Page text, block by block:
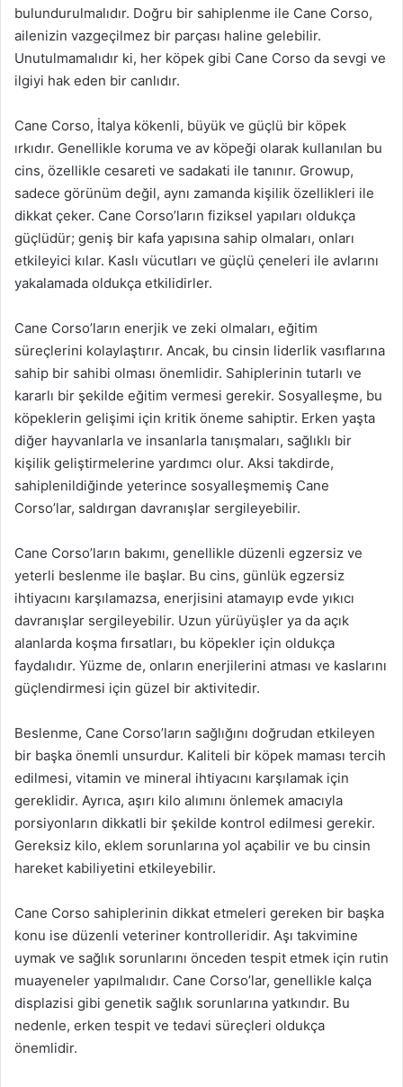
bulundurulmalıdır. Doğru bir sahiplenme ile Cane Corso,
ailenizin vazgeçilmez bir parçası haline gelebilir.
Unutulmamalıdır ki, her köpek gibi Cane Corso da sevgi ve
ilgiyi hak eden bir canlıdır.
Cane Corso, İtalya kökenli, büyük ve güçlü bir köpek
ırkıdır. Genellikle koruma ve av köpeği olarak kullanılan bu
cins, özellikle cesareti ve sadakati ile tanınır. Growup,
sadece görünüm değil, aynı zamanda kişilik özellikleri ile
dikkat çeker. Cane Corso’ların fiziksel yapıları oldukça
güçlüdür; geniş bir kafa yapısına sahip olmaları, onları
etkileyici kılar. Kaslı vücutları ve güçlü çeneleri ile avlarını
yakalamada oldukça etkilidirler.
Cane Corso’ların enerjik ve zeki olmaları, eğitim
süreçlerini kolaylaştırır. Ancak, bu cinsin liderlik vasıflarına
sahip bir sahibi olması önemlidir. Sahiplerinin tutarlı ve
kararlı bir şekilde eğitim vermesi gerekir. Sosyalleşme, bu
köpeklerin gelişimi için kritik öneme sahiptir. Erken yaşta
diğer hayvanlarla ve insanlarla tanışmaları, sağlıklı bir
kişilik geliştirmelerine yardımcı olur. Aksi takdirde,
sahiplenildiğinde yeterince sosyalleşmemiş Cane
Corso’lar, saldırgan davranışlar sergileyebilir.
Cane Corso’ların bakımı, genellikle düzenli egzersiz ve
yeterli beslenme ile başlar. Bu cins, günlük egzersiz
ihtiyacını karşılamazsa, enerjisini atamayıp evde yıkıcı
davranışlar sergileyebilir. Uzun yürüyüşler ya da açık
alanlarda koşma fırsatları, bu köpekler için oldukça
faydalıdır. Yüzme de, onların enerjilerini atması ve kaslarını
güçlendirmesi için güzel bir aktivitedir.
Beslenme, Cane Corso’ların sağlığını doğrudan etkileyen
bir başka önemli unsurdur. Kaliteli bir köpek maması tercih
edilmesi, vitamin ve mineral ihtiyacını karşılamak için
gereklidir. Ayrıca, aşırı kilo alımını önlemek amacıyla
porsiyonların dikkatli bir şekilde kontrol edilmesi gerekir.
Gereksiz kilo, eklem sorunlarına yol açabilir ve bu cinsin
hareket kabiliyetini etkileyebilir.
Cane Corso sahiplerinin dikkat etmeleri gereken bir başka
konu ise düzenli veteriner kontrolleridir. Aşı takvimine
uymak ve sağlık sorunlarını önceden tespit etmek için rutin
muayeneler yapılmalıdır. Cane Corso’lar, genellikle kalça
displazisi gibi genetik sağlık sorunlarına yatkındır. Bu
nedenle, erken tespit ve tedavi süreçleri oldukça
önemlidir.